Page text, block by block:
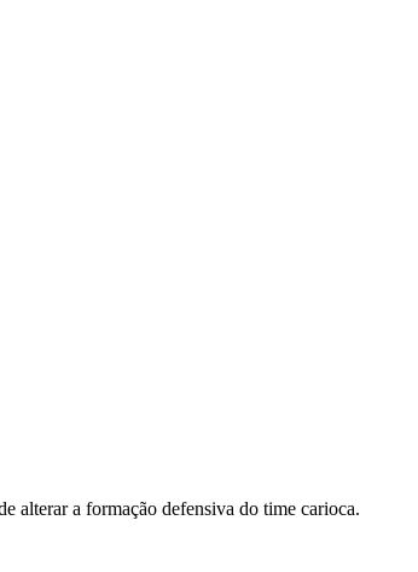
alterar a formação defensiva do time carioca.